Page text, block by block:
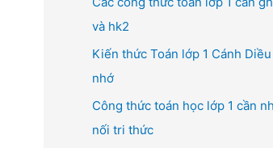
h
f
o
r
:
và hk2
Kiến thức Toán lớp 1 Cánh
nhớ
Công thức toán học lớp 1 cần
nối tri thức